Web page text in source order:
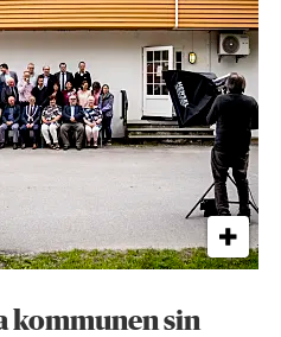
kommunen sin